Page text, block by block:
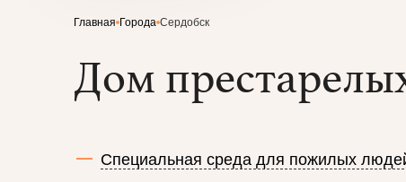
Главная Города Сердобск
Дом
Специальная среда для пожилых